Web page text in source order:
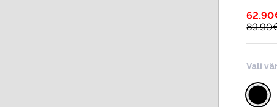
62.90
89.90
Vali